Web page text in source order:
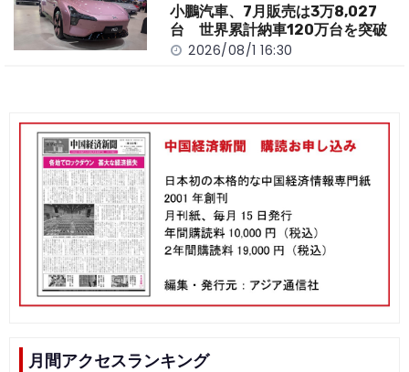
小鵬汽車、7月販売は3万8,027
台 世界累計納車120万台を突破
2026/08/1 16:30
月間アクセスランキング